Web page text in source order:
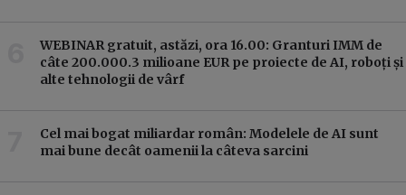
WEBINAR gratuit, astăzi, ora 16.00: Granturi IMM de
câte 200.000.3 milioane EUR pe proiecte de AI, roboți și
alte tehnologii de vârf
Cel mai bogat miliardar român: Modelele de AI sunt
mai bune decât oamenii la câteva sarcini